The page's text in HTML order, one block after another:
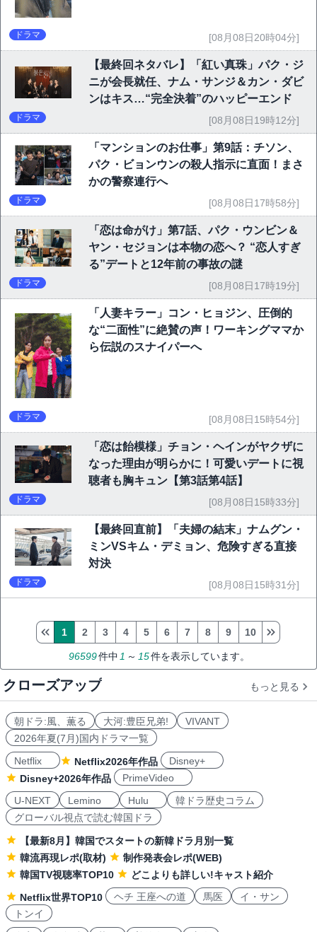
ドラマ [08月08日20時04分]
【最終回ネタバレ】「紅い真珠」パク・ジ
ニが会長就任、ナム・サンジ＆カン・ダビ
ンはキス…“完全決着”のハッピーエンド
ドラマ [08月08日19時12分]
「マンションのお仕事」第9話：チソン、
パク・ビョンウンの殺人指示に直面！まさ
かの警察連行へ
ドラマ [08月08日17時58分]
「恋は命がけ」第7話、パク・ウンビン＆
ヤン・セジョンは本物の恋へ？ “恋人すぎ
る”デートと12年前の事故の謎
ドラマ [08月08日17時19分]
「人妻キラー」コン・ヒョジン、圧倒的
な“二面性”に絶賛の声！ワーキングママか
ら伝説のスナイパーへ
ドラマ [08月08日15時54分]
「恋は飴模様」チョン・ヘインがヤクザに
なった理由が明らかに！可愛いデートに視
聴者も胸キュン【第3話第4話】
ドラマ [08月08日15時33分]
【最終回直前】「夫婦の結末」ナムグン・
ミンVSキム・デミョン、危険すぎる直接
対決
ドラマ [08月08日15時31分]
96599件中 1 ～ 15件を表示しています。
1 2 3 4 5 6 7 8 9 10
クローズアップ もっと見る
朝ドラ:風、薫る 大河:豊臣兄弟!
VIVANT
2026年夏(7月)国内ドラマ一覧
Netflix
Netflix2026年作品
Disney+
Disney+2026年作品
PrimeVideo
U-NEXT
Lemino Hulu
韓ドラ歴史コラム
グローバル視点で読む韓国ドラ
【最新8月】韓国でスタートの新韓ドラ月別一覧
韓流再現レポ(取材)
制作発表会レポ(WEB)
韓国TV視聴率TOP10
どこよりも詳しい!キャスト紹介
Netflix世界TOP10
ヘチ 王座への道 馬医
イ・サン
トンイ